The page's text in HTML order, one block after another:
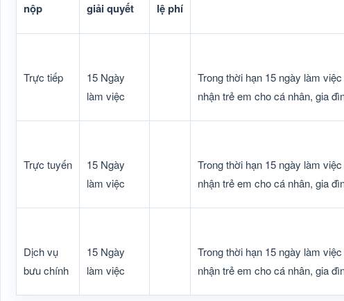
nộp
giải quyết
lệ phí
Trực tiếp
15 Ngày
làm việc
Trong thời hạn 15 ngày làm
nhận trẻ em cho cá nhân, gia
Trực tuyến
15 Ngày
làm việc
Trong thời hạn 15 ngày làm
nhận trẻ em cho cá nhân, gia
Dịch vụ
bưu chính
15 Ngày
làm việc
Trong thời hạn 15 ngày làm
nhận trẻ em cho cá nhân, gia